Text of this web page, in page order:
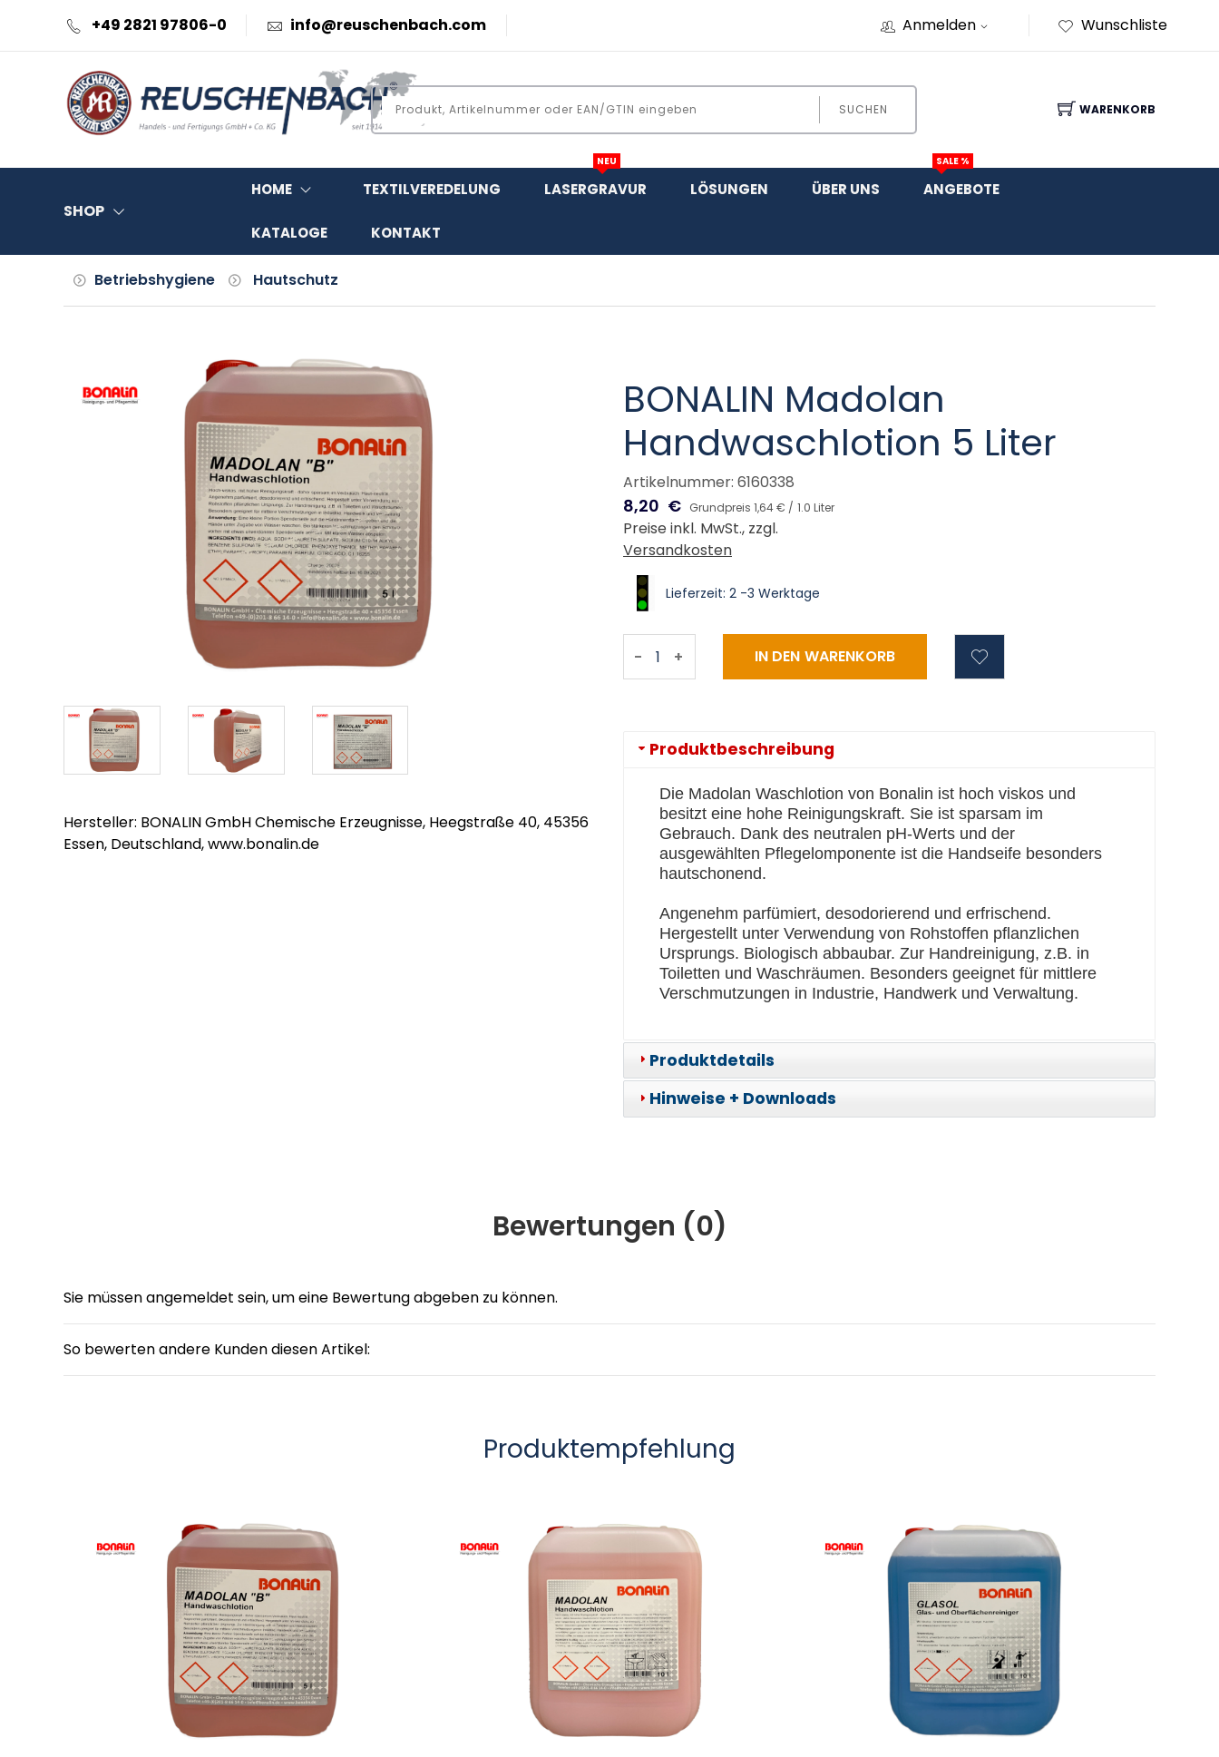
+49 2821 97806-0 info@reuschenbach.com Anmelden Wunschliste
SUCHEN WARENKORB
SHOP
HOME TEXTILVEREDELUNG LASERGRAVUR
NEU
LÖSUNGEN ÜBER UNS ANGEBOTE
SALE %
KATALOGE KONTAKT
Betriebshygiene Hautschutz
Hersteller: BONALIN GmbH Chemische Erzeugnisse, Heegstraße 40, 45356
Essen, Deutschland, www.bonalin.de
BONALIN Madolan
Handwaschlotion 5 Liter
Artikelnummer: 6160338
8,20 € Grundpreis 1,64 € / 1.0 Liter
Preise inkl. MwSt., zzgl.
Versandkosten
Lieferzeit: 2 -3 Werktage
- +
Produktbeschreibung
Die Madolan Waschlotion von Bonalin ist hoch viskos und
besitzt eine hohe Reinigungskraft. Sie ist sparsam im
Gebrauch. Dank des neutralen pH-Werts und der
ausgewählten Pflegelomponente ist die Handseife besonders
hautschonend.
Angenehm parfümiert, desodorierend und erfrischend.
Hergestellt unter Verwendung von Rohstoffen pflanzlichen
Ursprungs. Biologisch abbaubar. Zur Handreinigung, z.B. in
Toiletten und Waschräumen. Besonders geeignet für mittlere
Verschmutzungen in Industrie, Handwerk und Verwaltung.
Produktdetails
Hinweise + Downloads
Bewertungen (0)
Sie müssen angemeldet sein, um eine Bewertung abgeben zu können.
So bewerten andere Kunden diesen Artikel:
Produktempfehlung